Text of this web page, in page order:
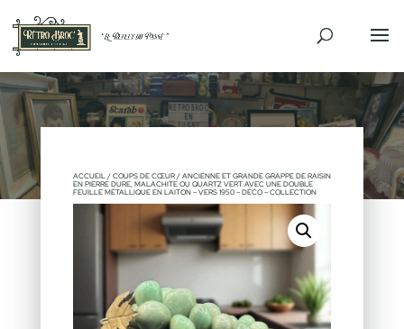
ACCUEIL/ COUPS DE CŒUR/ ANCIENNE ET GRANDE GRAPPE DE RAISIN
EN PIERRE DURE, MALACHITE OU QUARTZ VERT AVEC UNE DOUBLE
FEUILLE MÉTALLIQUE EN LAITON – VERS 1950 – DÉCO – COLLECTION